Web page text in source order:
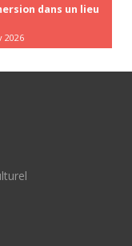
dans un lieu
2026